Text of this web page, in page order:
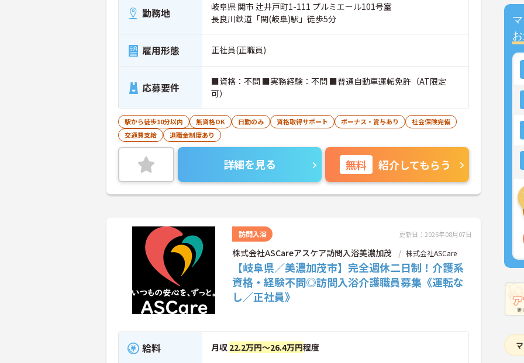
勤務地
岐阜県 関市 辻井戸町1-111 プルミエール101号室
長良川鉄道「関(岐阜)駅」徒歩5分
雇用形態 正社員(正職員)
応募要件
■資格：不問 ■実務経験：不問 ■普通自動車運転免許（AT限定
可）
駅から徒歩10分以内 無資格OK 日勤のみ 資格取得サポート ボーナス・賞与あり
社会保険完備
交通費支給
退職金制度あり
詳細を見る 無料 紹介してもらう
訪問入浴 更新日：2026年08月07日
株式会社ASCareアスケア訪問入浴美濃加茂 株式会社ASCare
【岐阜県／美濃加茂市】完全週休二日制！介護系
資格・経験不問◎訪問入浴介護職員募集《運転な
し／正社員》
給料 月収 22.2万円～26.4万円程度